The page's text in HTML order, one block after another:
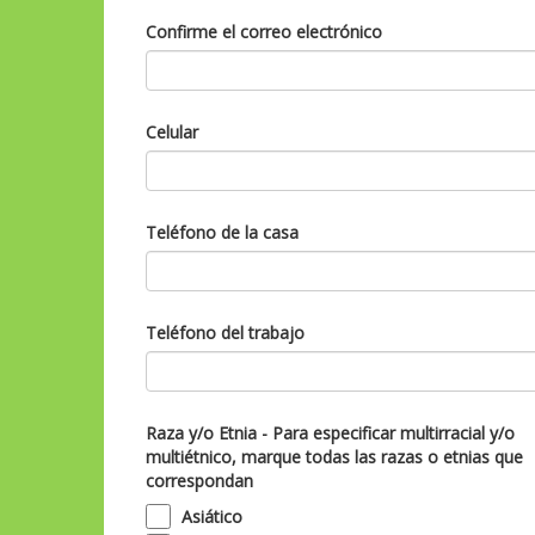
Confirme el correo electrónico
Celular
Teléfono de la casa
Teléfono del trabajo
Raza y/o Etnia - Para especificar multirracial y/o
multiétnico, marque todas las razas o etnias que
correspondan
Asiático